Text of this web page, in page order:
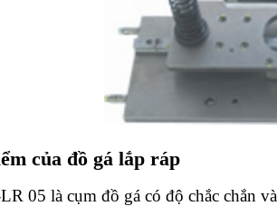
của đồ gá lắp ráp
05 là cụm đồ gá có độ chắc chắn